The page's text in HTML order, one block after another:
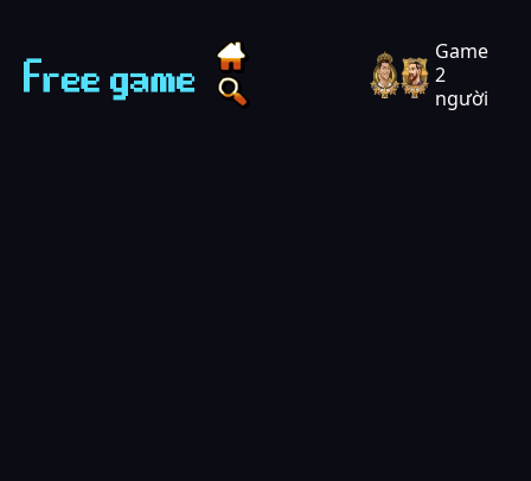
Techvui Play - Chơi game miễn phí
Tìm game
Game
2
người